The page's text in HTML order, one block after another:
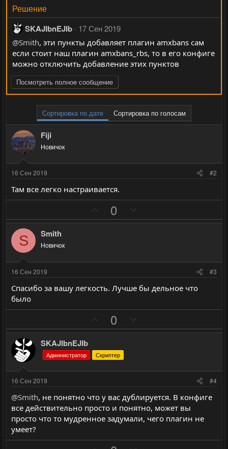
Решение
SKAJIbnEJIb 17 Сен 2019
@Smith, эти пункты добавляет плагин amxbans сам
если стоит наш плагин amxbans_rbs, то в его конфиге
можно отключить добавление этих пунктов
Посмотреть полное сообщение
Сортировка по дате Сортировка по голосам
Fiji
Новичок
16 Сен 2019 #2
Там все легко настраивается.
о
т
в
н
ы
г
л
о
0
е
т
в
н
ы
г
о
S Smith
Новичок
16 Сен 2019 #3
Спасибо за вашу легкость. Лучше бы дельное что
было
о
и
т
в
н
ы
г
0
е
т
в
н
ы
й
г
SKAJIbnEJIb
Администратор Скриптер
16 Сен 2019 #4
@Smith, не понятно что у вас дублируется. В конфиге
все действительно просто и понятно, может вы
просто что то мудренное задумали, чего плагин не
умеет?